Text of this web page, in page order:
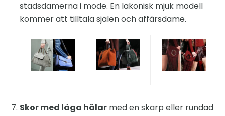
stadsdamerna i mode. En lakonisk mjuk modell
kommer att tilltala själen och affärsdame.
Skor med låga hälar med en skarp eller rundad